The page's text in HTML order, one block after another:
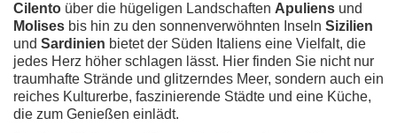
Cilento über die hügeligen Landschaften Apuliens und
Molises bis hin zu den sonnenverwöhnten Inseln Sizilien
und Sardinien bietet der Süden Italiens eine Vielfalt, die
jedes Herz höher schlagen lässt. Hier finden Sie nicht nur
traumhafte Strände und glitzerndes Meer, sondern auch ein
reiches Kulturerbe, faszinierende Städte und eine Küche,
die zum Genießen einlädt.